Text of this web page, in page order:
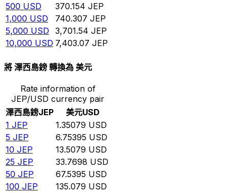
500 USD 370.154 JEP
1,000 USD 740.307 JEP
5,000 USD 3,701.54 JEP
10,000 USD 7,403.07 JEP
將 澤西島鎊 轉換為 美元
Rate information of
JEP/USD currency pair
澤西島鎊JEP 美元USD
1 JEP 1.35079 USD
5 JEP 6.75395 USD
10 JEP 13.5079 USD
25 JEP 33.7698 USD
50 JEP 67.5395 USD
100 JEP 135.079 USD